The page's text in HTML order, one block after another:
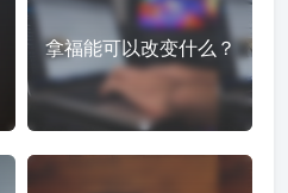
拿福能可以改变什么？